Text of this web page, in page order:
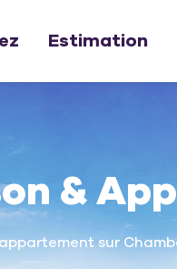
Estimation
&
sur